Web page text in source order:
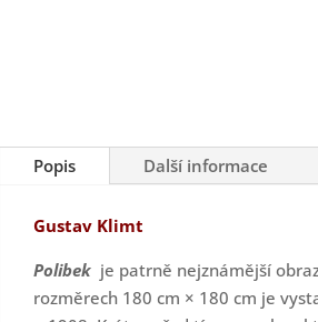
Popis Další informace
Gustav Klimt
Polibekje patrně nejznámější
rozměrech 180 cm × 180 cm je